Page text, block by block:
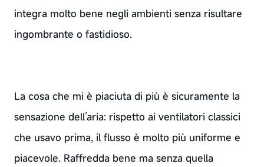
integra molto bene negli ambienti senza risultare
ingombrante o fastidioso.
La cosa che mi è piaciuta di più è sicuramente la
sensazione dell’aria: rispetto ai ventilatori classici
che usavo prima, il flusso è molto più uniforme e
piacevole. Raffredda bene ma senza quella